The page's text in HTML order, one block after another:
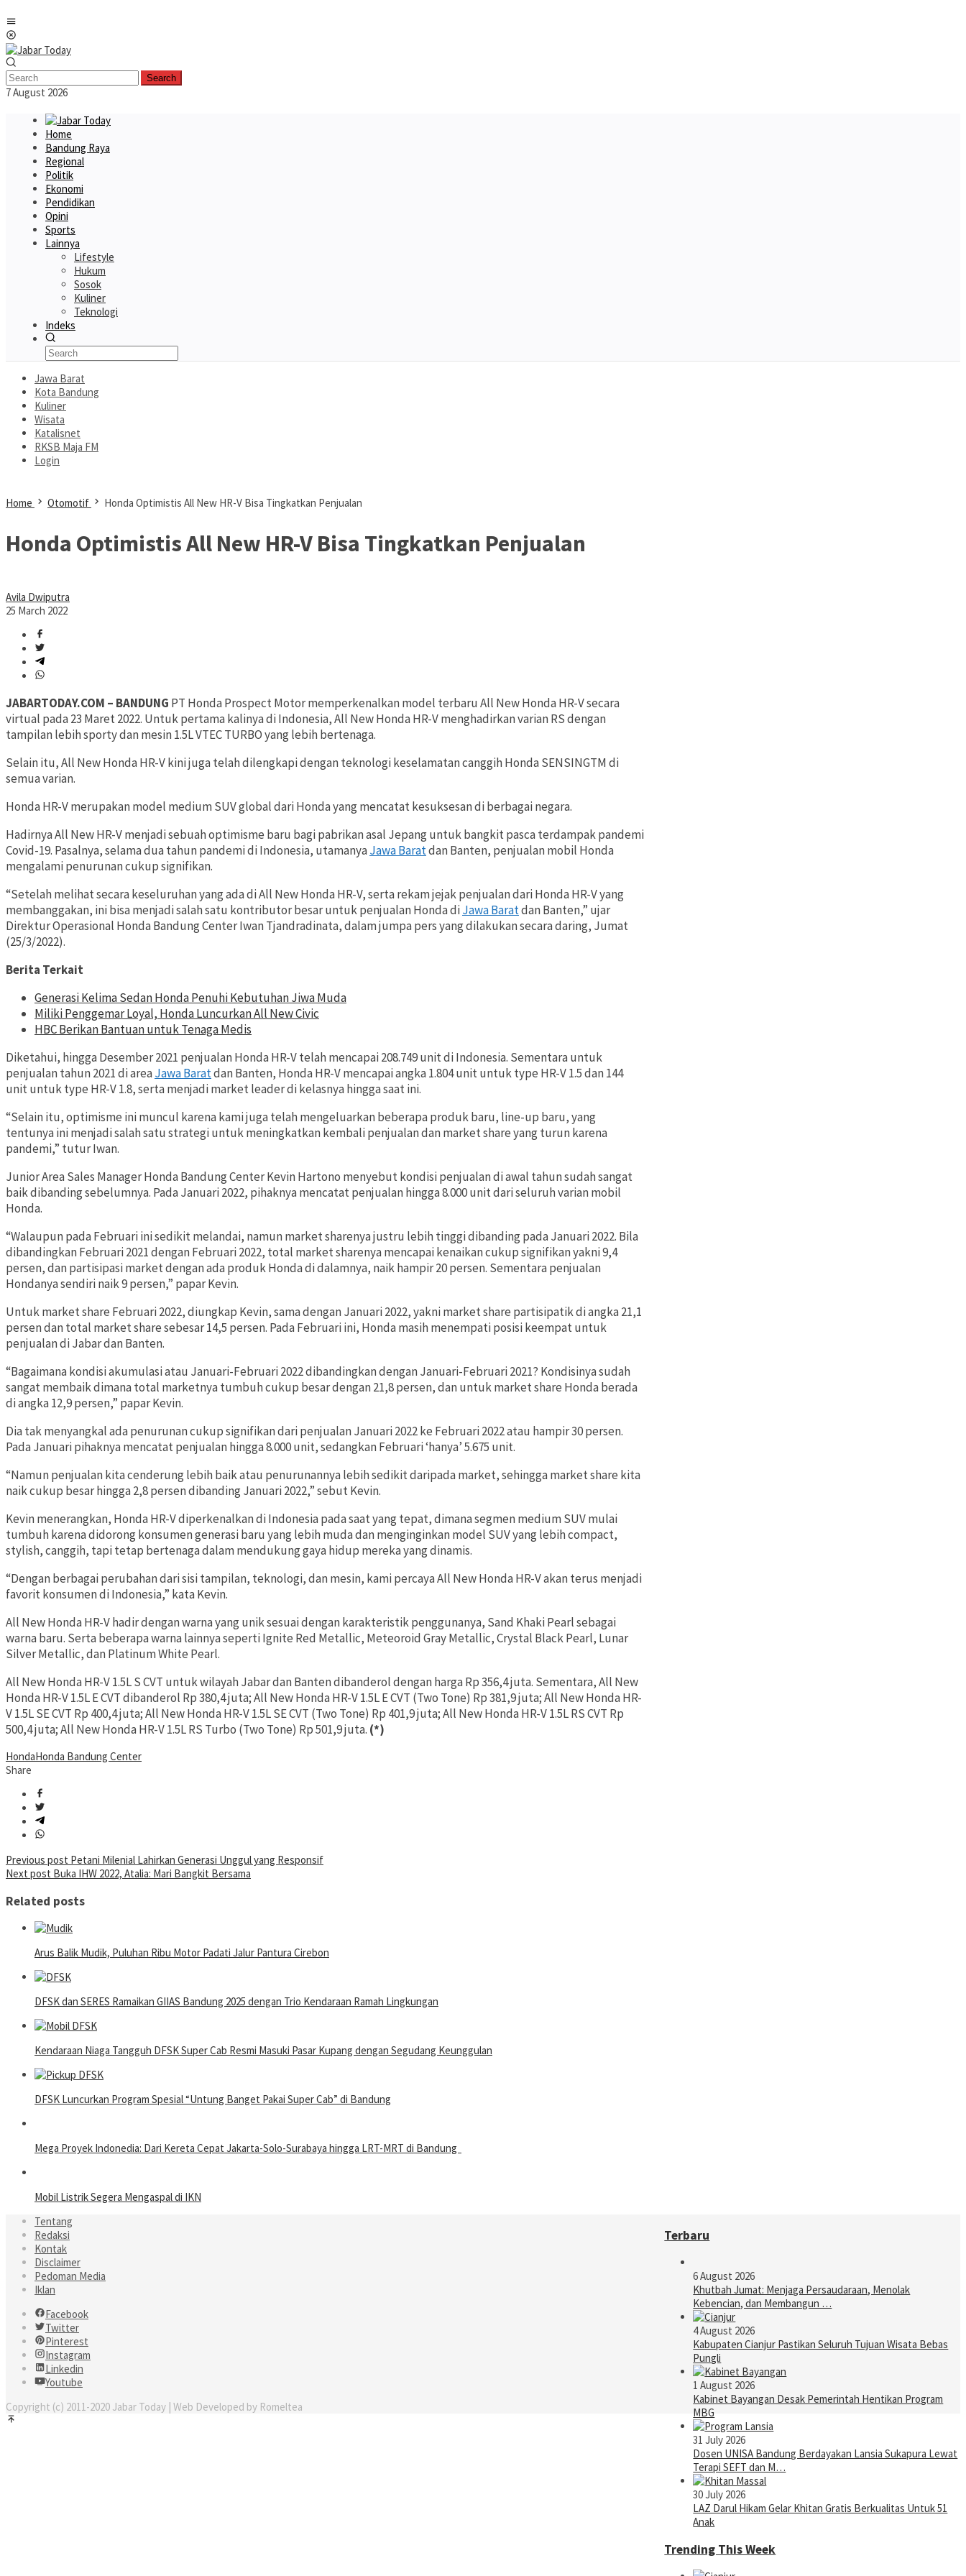
to
content
Search
7 August 2026
Home
Bandung Raya
Regional
Politik
Ekonomi
Pendidikan
Opini
Sports
Lainnya
Lifestyle
Hukum
Sosok
Kuliner
Teknologi
Indeks
Jawa Barat
Kota Bandung
Kuliner
Wisata
Katalisnet
RKSB Maja FM
Login
Home Otomotif Honda Optimistis All New HR-V Bisa Tingkatkan Penjualan
Honda Optimistis All New HR-V Bisa Tingkatkan Penjualan
Avila Dwiputra
25 March 2022
JABARTODAY.COM – BANDUNG PT Honda Prospect Motor memperkenalkan model terbaru All New Honda HR-V secara
virtual pada 23 Maret 2022. Untuk pertama kalinya di Indonesia, All New Honda HR-V menghadirkan varian RS dengan
tampilan lebihsportydan mesin 1.5L VTEC TURBO yang lebih bertenaga.
Selain itu, All New Honda HR-V kini juga telah dilengkapi dengan teknologi keselamatan canggih Honda SENSINGTM di
semua varian.
Honda HR-V merupakan model medium SUV global dari Honda yang mencatat kesuksesan di berbagai negara.
Hadirnya All New HR-V menjadi sebuah optimisme baru bagi pabrikan asal Jepang untuk bangkit pasca terdampak pandemi
Covid-19. Pasalnya, selama dua tahun pandemi di Indonesia, utamanyaJawa Baratdan Banten, penjualan mobil Honda
mengalami penurunan cukup signifikan.
“Setelah melihat secara keseluruhan yang ada di All New Honda HR-V, serta rekam jejak penjualan dari Honda HR-V yang
membanggakan, ini bisa menjadi salah satu kontributor besar untuk penjualan Honda diJawa Baratdan Banten,” ujar
Direktur Operasional Honda Bandung Center Iwan Tjandradinata, dalam jumpa pers yang dilakukan secara daring, Jumat
(25/3/2022).
Berita Terkait
Generasi Kelima Sedan Honda Penuhi Kebutuhan Jiwa Muda
Miliki Penggemar Loyal, Honda Luncurkan All New Civic
HBC Berikan Bantuan untuk Tenaga Medis
Diketahui, hingga Desember 2021 penjualan Honda HR-V telah mencapai 208.749 unit di Indonesia. Sementara untuk
penjualan tahun 2021 di areaJawa Baratdan Banten, Honda HR-V mencapai angka 1.804 unit untuk type HR-V 1.5 dan 144
unit untuk type HR-V 1.8, serta menjadi market leader di kelasnya hingga saat ini.
“Selain itu, optimisme ini muncul karena kami juga telah mengeluarkan beberapa produk baru, line-up baru, yang
tentunya ini menjadi salah satu strategi untuk meningkatkan kembali penjualan dan market share yang turun karena
pandemi,” tutur Iwan.
Junior Area Sales Manager Honda Bandung Center Kevin Hartono menyebut kondisi penjualan di awal tahun sudah sangat
baik dibanding sebelumnya. Pada Januari 2022, pihaknya mencatat penjualan hingga 8.000 unit dari seluruh varian mobil
Honda.
“Walaupun pada Februari ini sedikit melandai, namun market sharenya justru lebih tinggi dibanding pada Januari 2022. Bila
dibandingkan Februari 2021 dengan Februari 2022, total market sharenya mencapai kenaikan cukup signifikan yakni 9,4
persen, dan partisipasi market dengan ada produk Honda di dalamnya, naik hampir 20 persen. Sementara penjualan
Hondanya sendiri naik 9 persen,” papar Kevin.
Untuk market share Februari 2022, diungkap Kevin, sama dengan Januari 2022, yakni market share partisipatik di angka 21,1
persen dan total market share sebesar 14,5 persen. Pada Februari ini, Honda masih menempati posisi keempat untuk
penjualan di Jabar dan Banten.
“Bagaimana kondisi akumulasi atau Januari-Februari 2022 dibandingkan dengan Januari-Februari 2021? Kondisinya sudah
sangat membaik dimana total marketnya tumbuh cukup besar dengan 21,8 persen, dan untuk market share Honda berada
di angka 12,9 persen,” papar Kevin.
Dia tak menyangkal ada penurunan cukup signifikan dari penjualan Januari 2022 ke Februari 2022 atau hampir 30 persen.
Pada Januari pihaknya mencatat penjualan hingga 8.000 unit, sedangkan Februari ‘hanya’ 5.675 unit.
“Namun penjualan kita cenderung lebih baik atau penurunannya lebih sedikit daripada market, sehingga market share kita
naik cukup besar hingga 2,8 persen dibanding Januari 2022,” sebut Kevin.
Kevin menerangkan, Honda HR-V diperkenalkan di Indonesia pada saat yang tepat, dimana segmen medium SUV mulai
tumbuh karena didorong konsumen generasi baru yang lebih muda dan menginginkan model SUV yang lebih compact,
stylish, canggih, tapi tetap bertenaga dalam mendukung gaya hidup mereka yang dinamis.
“Dengan berbagai perubahan dari sisi tampilan, teknologi, dan mesin, kami percaya All New Honda HR-V akan terus menjadi
favorit konsumen di Indonesia,” kata Kevin.
All New Honda HR-V hadir dengan warna yang unik sesuai dengan karakteristik penggunanya, Sand Khaki Pearl sebagai
warna baru. Serta beberapa warna lainnya seperti Ignite Red Metallic, Meteoroid Gray Metallic, Crystal Black Pearl, Lunar
Silver Metallic, dan Platinum White Pearl.
All New Honda HR-V 1.5L S CVT untuk wilayah Jabar dan Banten dibanderol dengan harga Rp 356,4 juta. Sementara, All New
Honda HR-V 1.5L E CVT dibanderol Rp 380,4 juta; All New Honda HR-V 1.5L E CVT (Two Tone) Rp 381,9 juta; All New Honda HR-
V 1.5L SE CVT Rp 400,4 juta; All New Honda HR-V 1.5L SE CVT (Two Tone) Rp 401,9 juta; All New Honda HR-V 1.5L RS CVT Rp
500,4 juta; All New Honda HR-V 1.5L RS Turbo (Two Tone) Rp 501,9 juta. (*)
HondaHonda Bandung Center
Share
Post
navigation
Previous post Petani Milenial Lahirkan Generasi Unggul yang Responsif
Next post Buka IHW 2022, Atalia: Mari Bangkit Bersama
Related posts
Arus Balik Mudik, Puluhan Ribu Motor Padati Jalur Pantura Cirebon
DFSK dan SERES Ramaikan GIIAS Bandung 2025 dengan Trio Kendaraan Ramah Lingkungan
Kendaraan Niaga Tangguh DFSK Super Cab Resmi Masuki Pasar Kupang dengan Segudang Keunggulan
DFSK Luncurkan Program Spesial “Untung Banget Pakai Super Cab” di Bandung
Mega Proyek Indonedia: Dari Kereta Cepat Jakarta-Solo-Surabaya hingga LRT-MRT di Bandung
Mobil Listrik Segera Mengaspal di IKN
Terbaru
6 August 2026
Khutbah Jumat: Menjaga Persaudaraan, Menolak
Kebencian, dan Membangun …
4 August 2026
Kabupaten Cianjur Pastikan Seluruh Tujuan Wisata Bebas
Pungli
1 August 2026
Kabinet Bayangan Desak Pemerintah Hentikan Program
MBG
31 July 2026
Dosen UNISA Bandung Berdayakan Lansia Sukapura Lewat
Terapi SEFT dan M…
30 July 2026
LAZ Darul Hikam Gelar Khitan Gratis Berkualitas Untuk 51
Anak
Trending This Week
Tentang
Redaksi
Kontak
Disclaimer
Pedoman Media
Iklan
Facebook
Twitter
Pinterest
Instagram
Linkedin
Youtube
Copyright (c) 2011-2020 Jabar Today | Web Developed by Romeltea